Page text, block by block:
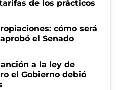
de los prácticos
cómo será
el Senado
a la ley de
el Gobierno debió